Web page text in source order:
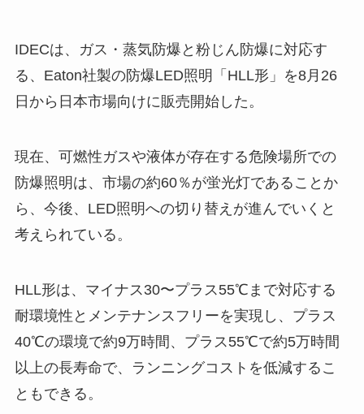
IDECは、ガス・蒸気防爆と粉じん防爆に対応す
る、Eaton社製の防爆LED照明「HLL形」を8月26
日から日本市場向けに販売開始した。
現在、可燃性ガスや液体が存在する危険場所での
防爆照明は、市場の約60％が蛍光灯であることか
ら、今後、LED照明への切り替えが進んでいくと
考えられている。
HLL形は、マイナス30〜プラス55℃まで対応する
耐環境性とメンテナンスフリーを実現し、プラス
40℃の環境で約9万時間、プラス55℃で約5万時間
以上の長寿命で、ランニングコストを低減するこ
ともできる。